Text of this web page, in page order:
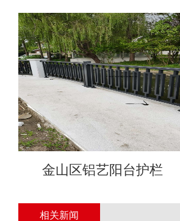
金山区铝艺阳台护栏
相关新闻